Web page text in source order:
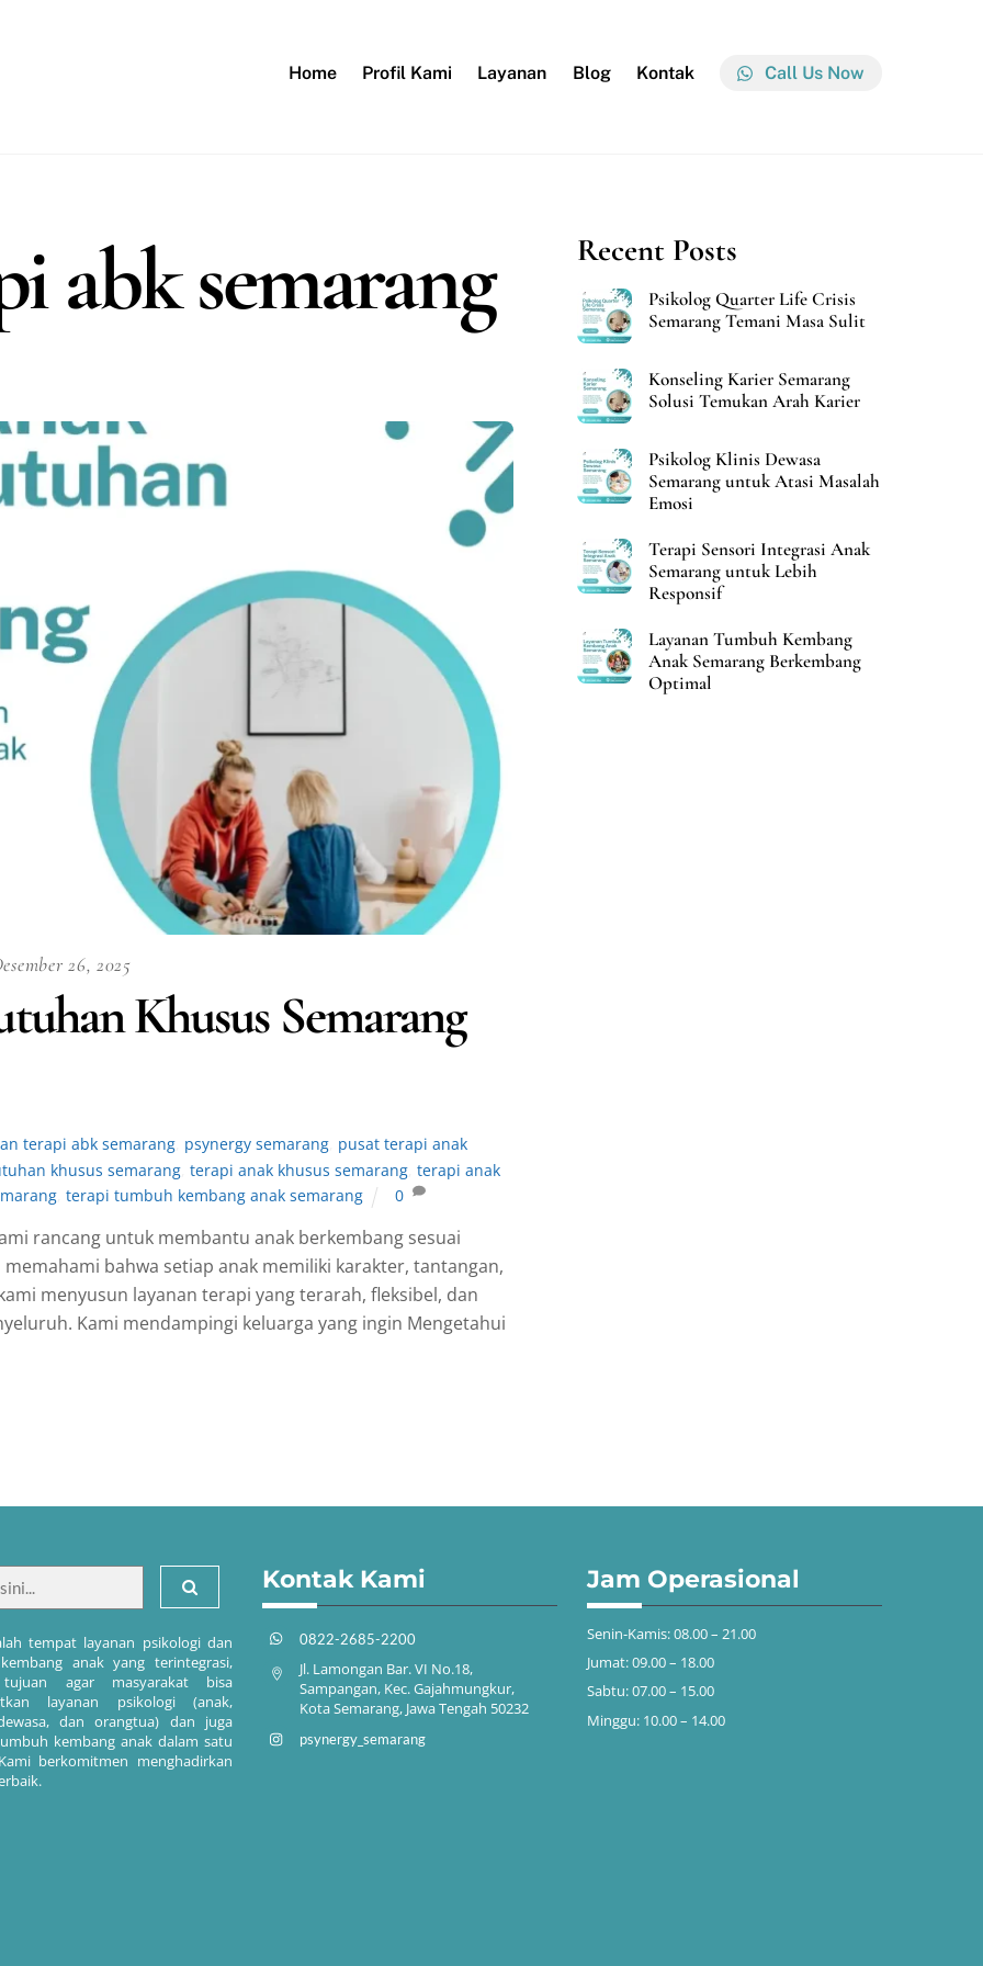
Home Profil Kami Layanan Blog Kontak Call Us Now
abk semarang
26, 2025
Khusus Semarang
terapi abk semarang psynergy semarang pusat terapi anak
khusus semarang terapi anak khusus semarang terapi anak
terapi tumbuh kembang anak semarang 0
rancang untuk membantu anak berkembang sesuai
bahwa setiap anak memiliki karakter, tantangan,
menyusun layanan terapi yang terarah, fleksibel, dan
Kami mendampingi keluarga yang ingin Mengetahui
Recent Posts
Psikolog Quarter Life Crisis
Semarang Temani Masa Sulit
Konseling Karier Semarang
Solusi Temukan Arah Karier
Psikolog Klinis Dewasa
Semarang untuk Atasi Masalah
Emosi
Terapi Sensori Integrasi Anak
Semarang untuk Lebih
Responsif
Layanan Tumbuh Kembang
Anak Semarang Berkembang
Optimal
tempat layanan psikologi dan
anak yang terintegrasi,
agar masyarakat bisa
layanan psikologi (anak,
dan orangtua) dan juga
kembang anak dalam satu
berkomitmen menghadirkan
Kontak Kami
0822-2685-2200
Jl. Lamongan Bar. VI No.18,
Sampangan, Kec. Gajahmungkur,
Kota Semarang, Jawa Tengah 50232
psynergy_semarang
Jam Operasional
Senin-Kamis: 08.00 – 21.00
Jumat: 09.00 – 18.00
Sabtu: 07.00 – 15.00
Minggu: 10.00 – 14.00